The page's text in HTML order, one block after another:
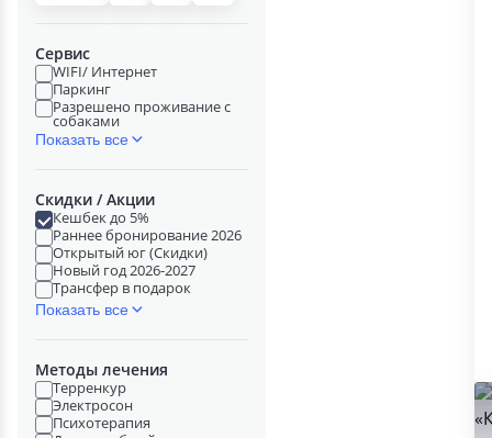
Сервис
WIFI/ Интернет
Паркинг
Разрешено проживание с
собаками
Показать все
Скидки / Акции
Кешбек до 5%
Раннее бронирование 2026
Открытый юг (Скидки)
Новый год 2026-2027
Трансфер в подарок
Показать все
Методы лечения
Терренкур
Электросон
Психотерапия